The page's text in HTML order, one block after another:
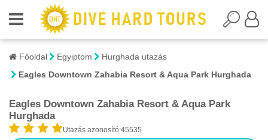
Főoldal Egyiptom
Hurghada utazás
Eagles Downtown Zahabia Resort & Aqua Park Hurghada
Eagles Downtown Zahabia Resort & Aqua Park
Hurghada
Utazás azonosító:45535